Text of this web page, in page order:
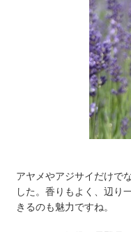
アヤメやアジサイだけで
した。香りもよく、辺り
きるのも魅力ですね。